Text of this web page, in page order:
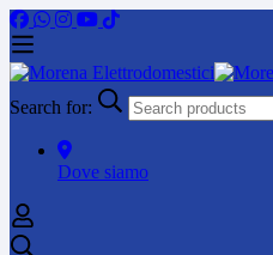
Search for:
Dove siamo